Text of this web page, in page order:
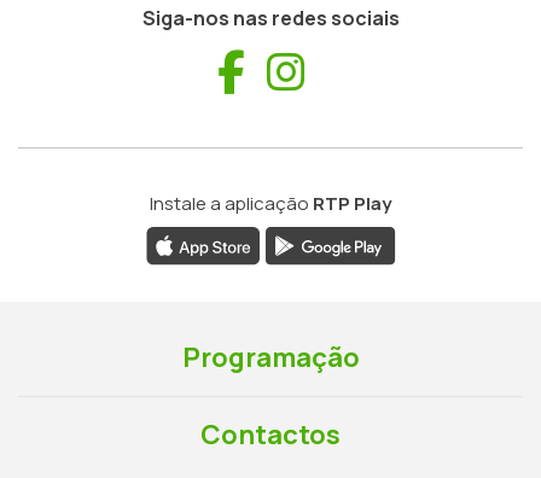
Siga-nos nas redes sociais
Facebook
Instale a aplicação RTP Play
Programação
Contactos